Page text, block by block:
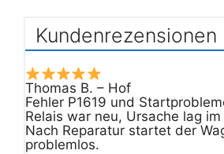
Kundenrezensionen
Thomas B. – Hof
Fehler P1619 und
Relais war neu, Ursache lag
Nach Reparatur startet der
problemlos.